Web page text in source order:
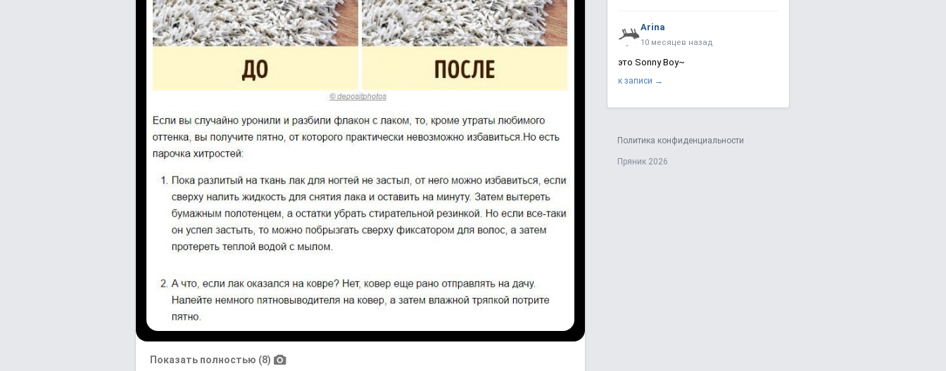
Показать полностью (8)
Arina
10 месяцев назад
это Sonny Boy~
к записи →
Политика конфиденциальности
Пряник 2026